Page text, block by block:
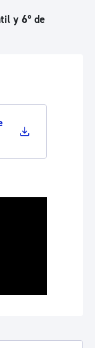
y 6º de